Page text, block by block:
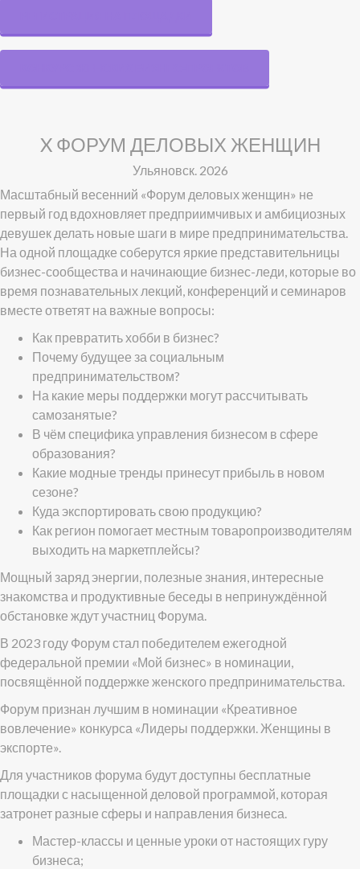
X ФОРУМ ДЕЛОВЫХ ЖЕНЩИН
Ульяновск. 2026
Масштабный весенний «Форум деловых женщин» не
первый год вдохновляет предприимчивых и амбициозных
девушек делать новые шаги в мире предпринимательства.
На одной площадке соберутся яркие представительницы
бизнес-сообщества и начинающие бизнес-леди, которые во
время познавательных лекций, конференций и семинаров
вместе ответят на важные вопросы:
Как превратить хобби в бизнес?
Почему будущее за социальным
предпринимательством?
На какие меры поддержки могут рассчитывать
самозанятые?
В чём специфика управления бизнесом в сфере
образования?
Какие модные тренды принесут прибыль в новом
сезоне?
Куда экспортировать свою продукцию?
Как регион помогает местным товаропроизводителям
выходить на маркетплейсы?
Мощный заряд энергии, полезные знания, интересные
знакомства и продуктивные беседы в непринуждённой
обстановке ждут участниц Форума.
В 2023 году Форум стал победителем ежегодной
федеральной премии «Мой бизнес» в номинации,
посвящённой поддержке женского предпринимательства.
Форум признан лучшим в номинации «Креативное
вовлечение» конкурса «Лидеры поддержки. Женщины в
экспорте».
Для участников форума будут доступны бесплатные
площадки с насыщенной деловой программой, которая
затронет разные сферы и направления бизнеса.
Мастер-классы и ценные уроки от настоящих гуру
бизнеса;